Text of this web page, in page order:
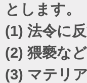
とします。
(1) 法令に
(2) 猥褻な
(3) マテリ